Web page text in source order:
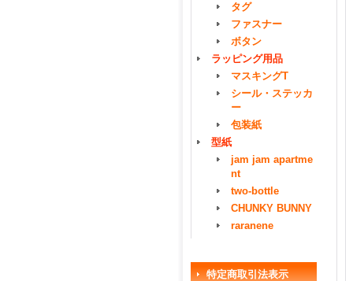
タグ
ファスナー
ボタン
ラッピング用品
マスキングT
シール・ステッカ
ー
包装紙
型紙
jam jam apartme
nt
two-bottle
CHUNKY BUNNY
raranene
特定商取引法表示